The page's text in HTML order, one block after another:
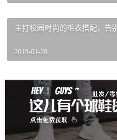
主打校园时尚的毛衣搭配，告
2019-01-28